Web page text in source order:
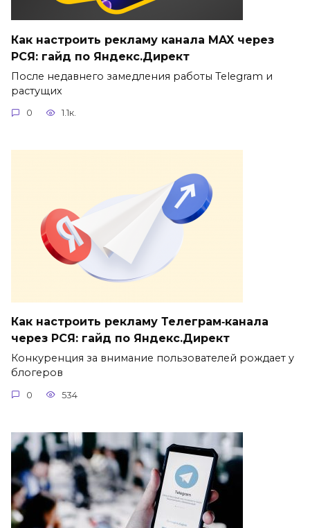
Как настроить рекламу канала MAX через
РСЯ: гайд по Яндекс.Директ
После недавнего замедления работы Telegram и
растущих
0 1.1к.
Как настроить рекламу Телеграм‑канала
через РСЯ: гайд по Яндекс.Директ
Конкуренция за внимание пользователей рождает у
блогеров
0 534